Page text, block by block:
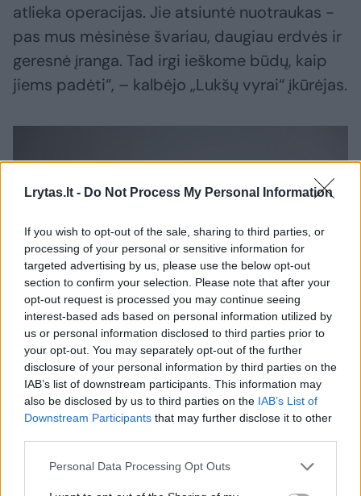
Lrytas.lt - Do Not Process My Personal Information
If you wish to opt-out of the sale, sharing to third parties, or
processing of your personal or sensitive information for
targeted advertising by us, please use the below opt-out
section to confirm your selection. Please note that after your
opt-out request is processed you may continue seeing
interest-based ads based on personal information utilized by
us or personal information disclosed to third parties prior to
your opt-out. You may separately opt-out of the further
disclosure of your personal information by third parties on the
IAB’s list of downstream participants. This information may
also be disclosed by us to third parties on the IAB’s List of
Downstream Participants that may further disclose it to other
Personal Data Processing Opt Outs
atlieka operacijas. Jie atsiuntė nuotraukas -
pas mus mėsinėse švariau, daugiau erdvės ir
geresnė įranga. Tad irgi ieškome būdų, kaip
jiems padėti“, – kalbėjo „Lukšų vyrai“ įkūrėjas.
Daugiau nuotraukų (17)
Gintautas Mauricas.
M.Žičiaus nuotr.
Visgi G.Mauricas įsitikinęs – lietuviai,
vykstantys į Ukrainą kariauti prieš Rusijos
agresorių, puikiai supranta, kur važiuoja.